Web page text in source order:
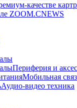
качестве
ZOOM.CNEWS
Периферия и
Мобильная
Аудио-видео техника